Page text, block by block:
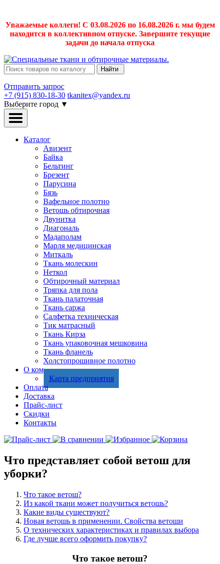
Уважаемые коллеги! С 03.08.2026 по 16.08.2026 г. мы будем
находится в коллективном отпуске. Завершите текущие
задачи до начала отпуска
Найти
Отправить запрос
+7 (915) 830-18-30 tkanitex@yandex.ru
Выберите город ▼
Каталог
Авизент
Байка
Бельтинг
Брезент
Парусина
Бязь
Вафельное полотно
Ветошь обтирочная
Двунитка
Диагональ
Мадаполам
Марля медицинская
Миткаль
Ткань молескин
Неткол
Обтирочный материал
Тряпка для пола
Ткань палаточная
Ткань саржа
Салфетка техническая
Тик матрасный
Ткань Кирза
Ткань упаковочная мешковина
Ткань фланель
Холстопрошивное полотно
О компании
Карта предприятия
Оплата
Доставка
Прайс-лист
Скидки
Контакты
Что представляет собой ветош для
уборки?
Что такое ветош?
Из какой ткани может получиться ветошь?
Какие виды существуют?
Новая ветошь в применении. Свойства ветоши
О технических характеристиках и правилах выбора
Где лучше всего оформить покупку?
Что такое ветош?